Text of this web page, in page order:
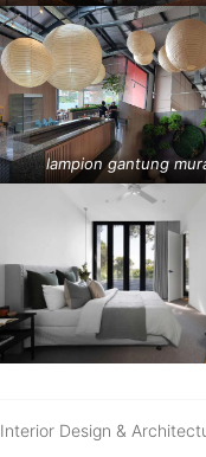
lampion gantung
Interior Design &